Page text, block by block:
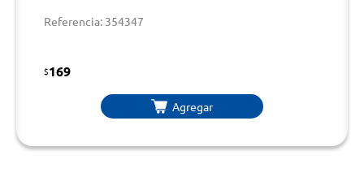
Referencia: 354347
$169
Agregar